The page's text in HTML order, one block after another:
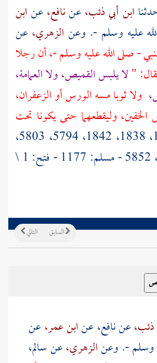
ابن أبي ذئب،عننافع،عنابن
عليه وسلم -. وعن الزهري، عن
- صلى الله عليه وسلم -، أن رجلا
"لا يلبس القميص، ولا العمامة،
ولا ثوبا مسه الورس أو الزعفران،
الخفين، وليقطعهما حتى يكونا تحت
[366، 1542، 1838، 1842، 5794، 5803،
5805، 5806، 5847، 5852 - مسلم: 1177 - فتح: 1 \
التالي السابق
ذئب،عننافع،عنابن عمر،عن
وسلم -. وعنالزهري،عنسالم،